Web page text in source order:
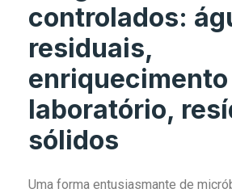
controlados:
residuais,
enriquecimento
laboratório,
sólidos
Uma forma entusiasmante de